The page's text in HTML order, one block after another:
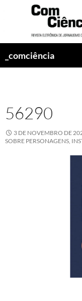
_comciência
56290
3 DE NOVEMBRO DE
SOBRE PERSONAGENS,